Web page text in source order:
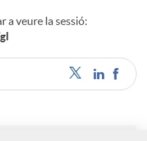
a veure la sessió: